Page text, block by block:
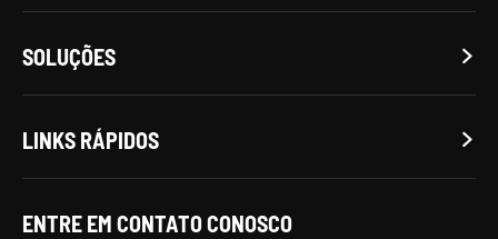
SOLUÇÕES 
LINKS RÁPIDOS 
ENTRE EM CONTATO CONOSCO